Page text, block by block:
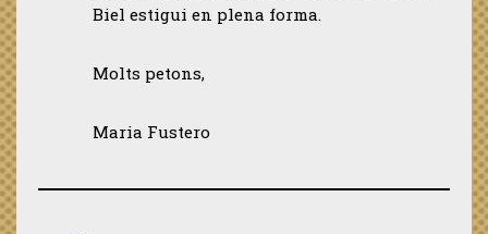
Biel estigui en plena forma.
Molts petons,
Maria Fustero